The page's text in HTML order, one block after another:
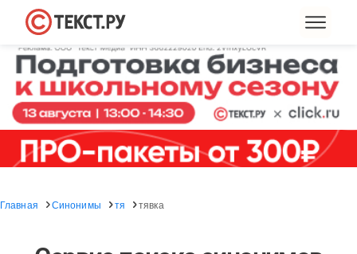
Главная Синонимы тя тявка